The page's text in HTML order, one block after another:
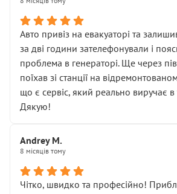
• сказали, що тепер “потрібно
• що біля авто стояти вже не можна
• почали озвучувати купу
чіткого пояснення
( ну все зняли та доробили) дякую!
Окремий момент, який виглядає
мені заявили, що бачок гальмівної
міняти разом із головним
Для людини, яка хоча б трохи
це звучить як мінімум
спроба продати дорогий вузол
ущільнювачів.
Авто привіз на евакуаторі та
за дві години зателефонували і
проблема в генераторі. Ще через
поїхав зі станції на
що є сервіс, який реально виручає в
Дякую!
Andrey M.
8 місяців тому
Чітко, швидко та професійно!